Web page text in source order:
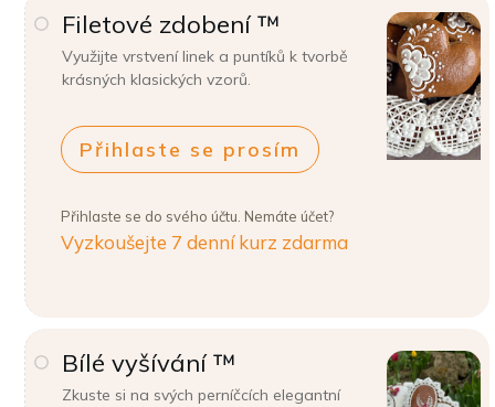
Filetové zdobení ™
Využijte vrstvení linek a puntíků k tvorbě
krásných klasických vzorů.
Přihlaste se prosím
Přihlaste se do svého účtu. Nemáte účet?
Vyzkoušejte 7 denní kurz zdarma
Bílé vyšívání ™
Zkuste si na svých perníčcích elegantní